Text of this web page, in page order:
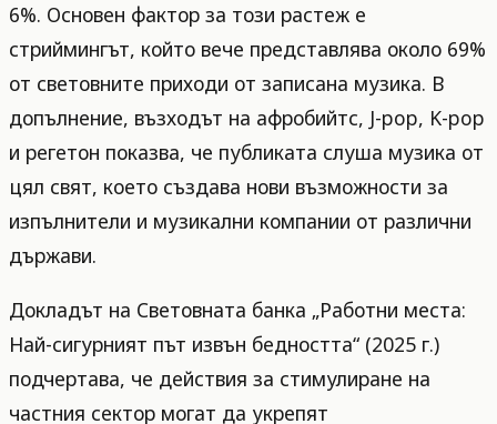
6%. Основен фактор за този растеж е
стриймингът, който вече представлява около 69%
от световните приходи от записана музика. В
допълнение, възходът на афробийтс, J-pop, K-pop
и регетон показва, че публиката слуша музика от
цял свят, което създава нови възможности за
изпълнители и музикални компании от различни
държави.
Докладът на Световната банка „Работни места:
Най-сигурният път извън бедността“ (2025 г.)
подчертава, че действия за стимулиране на
частния сектор могат да укрепят